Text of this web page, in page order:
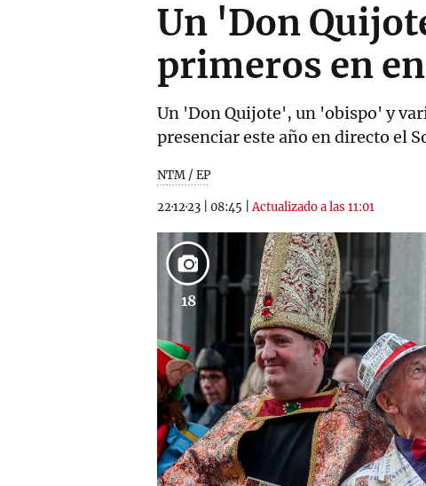
Un 'Don
primeros en
Un 'Don Quijote', un 'obispo' y
presenciar este año en directo el
NTM / EP
22·12·23 08:45 |Actualizado a las 11:01
18